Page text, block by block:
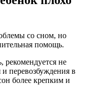
со сном, но
помощь.
рекомендуется не
и перевозбуждения в
более крепким и